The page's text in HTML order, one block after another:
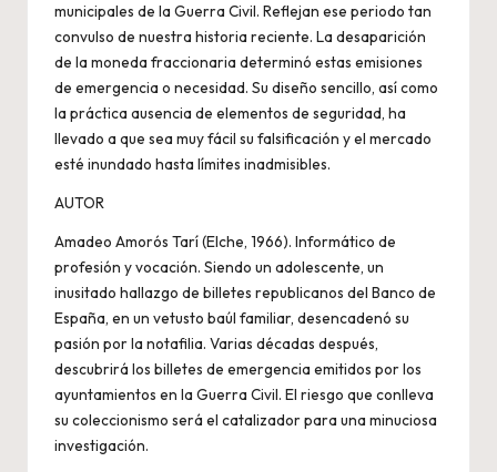
municipales de la Guerra Civil. Reflejan ese periodo tan
convulso de nuestra historia reciente. La desaparición
de la moneda fraccionaria determinó estas emisiones
de emergencia o necesidad. Su diseño sencillo, así como
la práctica ausencia de elementos de seguridad, ha
llevado a que sea muy fácil su falsificación y el mercado
esté inundado hasta límites inadmisibles.
AUTOR
Amadeo Amorós Tarí (Elche, 1966). Informático de
profesión y vocación. Siendo un adolescente, un
inusitado hallazgo de billetes republicanos del Banco de
España, en un vetusto baúl familiar, desencadenó su
pasión por la notafilia. Varias décadas después,
descubrirá los billetes de emergencia emitidos por los
ayuntamientos en la Guerra Civil. El riesgo que conlleva
su coleccionismo será el catalizador para una minuciosa
investigación.